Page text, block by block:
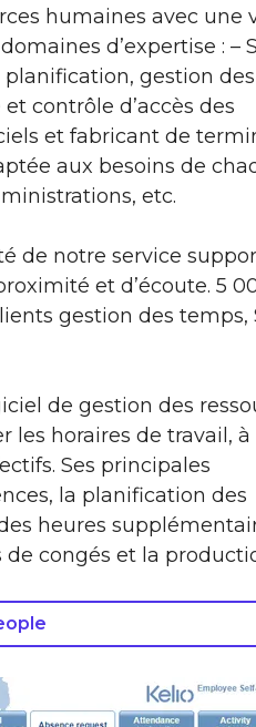
humaines avec une
d’expertise : –
planification, gestion
contrôle d’accès des
et fabricant de
aux besoins de
etc.
de notre service
et d’écoute. 5
gestion des temps,
de gestion des
les horaires de travail, à
Ses principales
la planification des
heures
congés et la